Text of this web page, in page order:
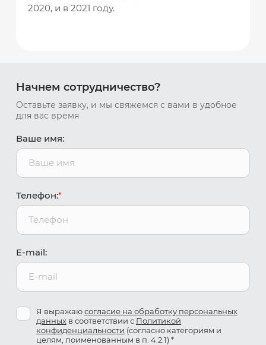
2020, и в 2021 году.
Начнем сотрудничество?
Оставьте заявку, и мы свяжемся с вами в удобное
для вас время
Ваше имя:
Телефон:*
E-mail:
Я выражаюсогласие на обработку персональных
данныхв соответствии с Политикой
конфиденциальности (согласно категориям и
целям, поименованным в п. 4.2.1) *